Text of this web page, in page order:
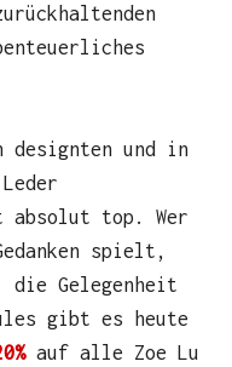
designten und in
absolut top. Wer
spielt,
die Gelegenheit
gibt es heute
auf alle Zoe Lu